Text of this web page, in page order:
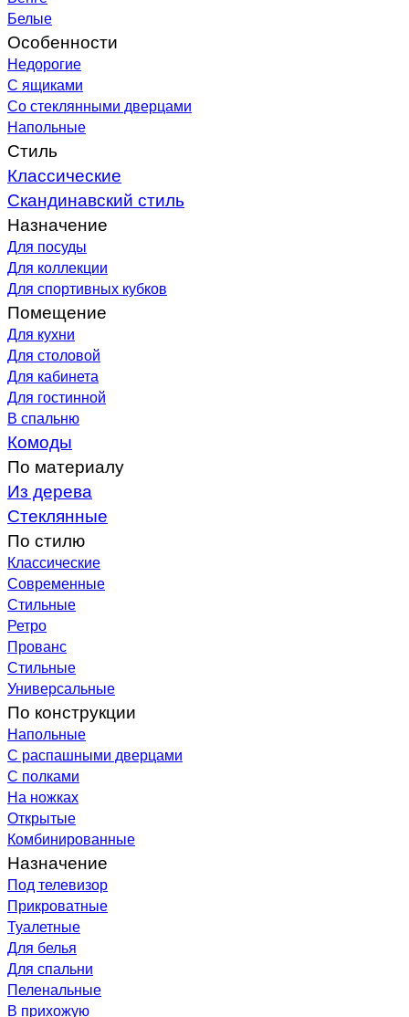
Белые
Особенности
Недорогие
С ящиками
Со стеклянными дверцами
Напольные
Стиль
Классические
Скандинавский стиль
Назначение
Для посуды
Для коллекции
Для спортивных кубков
Помещение
Для кухни
Для столовой
Для кабинета
Для гостинной
В спальню
Комоды
По материалу
Из дерева
Стеклянные
По стилю
Классические
Современные
Стильные
Ретро
Прованс
Стильные
Универсальные
По конструкции
Напольные
С распашными дверцами
С полками
На ножках
Открытые
Комбинированные
Назначение
Под телевизор
Прикроватные
Туалетные
Для белья
Для спальни
Пеленальные
В прихожую